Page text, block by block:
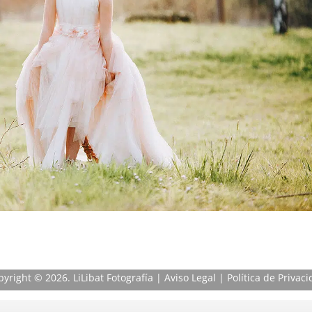
© 2026. LiLibat Fotografía | Aviso Legal | Política de